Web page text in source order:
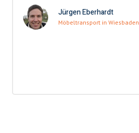
Jürgen Eberhardt
Möbeltransport in Wiesbaden